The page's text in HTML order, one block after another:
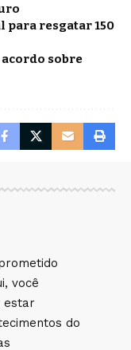
para resgatar 150
sobre
você
estar
do